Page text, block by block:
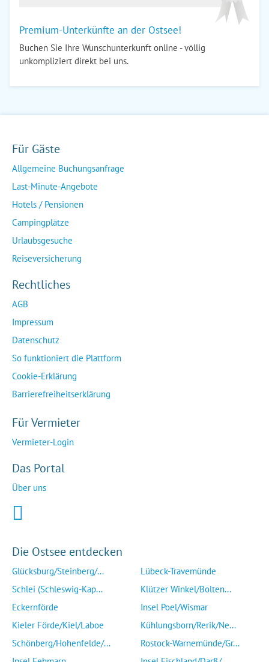
Premium-Unterkünfte an der Ostsee!
Buchen Sie Ihre Wunschunterkunft online - völlig
unkompliziert direkt bei uns.
Für Gäste
Allgemeine Buchungsanfrage
Last-Minute-Angebote
Hotels / Pensionen
Campingplätze
Urlaubsgesuche
Reiseversicherung
Rechtliches
AGB
Impressum
Datenschutz
So funktioniert die Plattform
Cookie-Erklärung
Barrierefreiheitserklärung
Für Vermieter
Vermieter-Login
Das Portal
Über uns
Die Ostsee entdecken
Glücksburg/Steinberg/...
Schlei (Schleswig-Kap...
Eckernförde
Kieler Förde/Kiel/Laboe
Schönberg/Hohenfelde/...
Lübeck-Travemünde
Klützer Winkel/Bolten...
Insel Poel/Wismar
Kühlungsborn/Rerik/Ne...
Rostock-Warnemünde/Gr...